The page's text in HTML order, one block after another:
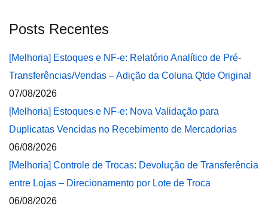
Posts Recentes
[Melhoria] Estoques e NF-e: Relatório Analítico de Pré-
Transferências/Vendas – Adição da Coluna Qtde Original
07/08/2026
[Melhoria] Estoques e NF-e: Nova Validação para
Duplicatas Vencidas no Recebimento de Mercadorias
06/08/2026
[Melhoria] Controle de Trocas: Devolução de Transferência
entre Lojas – Direcionamento por Lote de Troca
06/08/2026